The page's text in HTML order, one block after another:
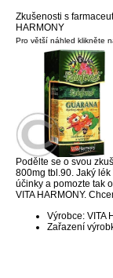
Zkušenosti s
HARMONY
Pro větší náhled klikněte
Podělte se o svou
800mg tbl.90. Jaký
účinky a pomozte tak
VITA HARMONY.
Výrobce: VITA
Zařazení